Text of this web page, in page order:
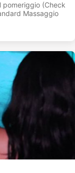
pomeriggio (Check
Massaggio